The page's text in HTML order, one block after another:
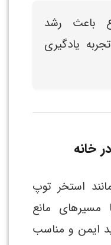
باعث رشد
یادگیری
خانه
استخر توپ
مسیرهای مانع
ایمن و مناسب